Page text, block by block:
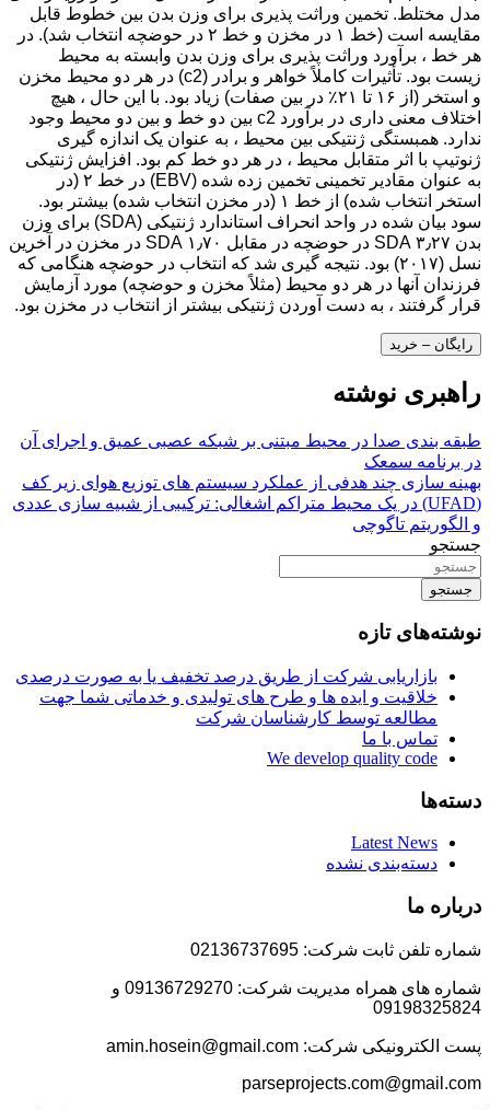
مدل مختلط. تخمین وراثت پذیری برای وزن بدن بین خطوط قابل
مقایسه است (خط ۱ در مخزن و خط ۲ در حوضچه انتخاب شد). در
هر خط ، برآورد وراثت پذیری برای وزن بدن وابسته به محیط
زیست بود. تأثیرات کاملاً خواهر و برادر (c2) در هر دو محیط مخزن
و استخر (از ۱۶ تا ۲۱٪ در بین صفات) زیاد بود. با این حال ، هیچ
اختلاف معنی داری در برآورد c2 بین دو خط و بین دو محیط وجود
ندارد. همبستگی ژنتیکی بین محیط ، به عنوان یک اندازه گیری
ژنوتیپ با اثر متقابل محیط ، در هر دو خط کم بود. افزایش ژنتیکی
به عنوان مقادیر تخمینی تخمین زده شده (EBV) در خط ۲ (در
استخر انتخاب شده) از خط ۱ (در مخزن انتخاب شده) بیشتر بود.
سود بیان شده در واحد انحراف استاندارد ژنتیکی (SDA) برای وزن
بدن ۳٫۲۷ SDA در حوضچه در مقابل ۱٫۷۰ SDA در مخزن در آخرین
نسل (۲۰۱۷) بود. نتیجه گیری شد که انتخاب در حوضچه هنگامی که
فرزندان آنها در هر دو محیط (مثلاً مخزن و حوضچه) مورد آزمایش
قرار گرفتند ، به دست آوردن ژنتیکی بیشتر از انتخاب در مخزن بود.
رایگان – خرید
راهبری نوشته
طبقه بندی صدا در محیط مبتنی بر شبکه عصبی عمیق و اجرای آن
در برنامه سمعک
بهینه سازی چند هدفی از عملکرد سیستم های توزیع هوای زیر کف
(UFAD) در یک محیط متراکم اشغالی: ترکیبی از شبیه سازی عددی
و الگوریتم تاگوچی
جستجو
جستجو
نوشته‌های تازه
بازاریابی شرکت از طریق درصد تخفیف یا به صورت درصدی
خلاقیت و ایده ها و طرح های تولیدی و خدماتی شما جهت
مطالعه توسط کارشناسان شرکت
تماس با ما
We develop quality code
دسته‌ها
Latest News
دسته‌بندی نشده
درباره ما
شماره تلفن ثابت شرکت: 02136737695
شماره های همراه مدیریت شرکت: 09136729270 و
09198325824
پست الکترونیکی شرکت: amin.hosein@gmail.com
parseprojects.com@gmail.com